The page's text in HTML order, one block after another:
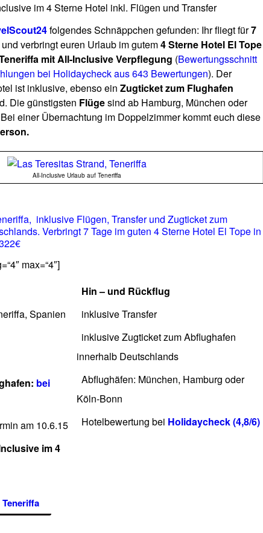
im 4 Sterne Hotel inkl. Flügen und Transfer
folgendes Schnäppchen gefunden: Ihr fliegt für7
verbringt euren Urlaub im gutem4 Sterne Hotel El Tope
mit All-Inclusive Verpflegung (Bewertungsschnitt
bei Holidaycheck aus 643 Bewertungen). Der
ist inklusive, ebenso ein Zugticket zum Flughafen
Die günstigsten Flügesind ab Hamburg, München oder
einer Übernachtung im Doppelzimmer kommt euch diese
All-Inclusive Urlaub auf Teneriffa
inklusive Flügen, Transfer und Zugticket zum
Verbringt 7 Tage im guten 4 Sterne Hotel El Tope in
max=“4″]
Spanien
bei
am 10.6.15
im 4
Hin – und Rückflug
inklusive Transfer
inklusive Zugticket zum Abflughafen
innerhalb Deutschlands
Abflughäfen: München, Hamburg oder
Köln-Bonn
Hotelbewertung bei Holidaycheck (4,8/6)